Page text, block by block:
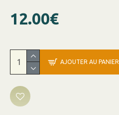
12.00€
AJOUTER AU PANIER